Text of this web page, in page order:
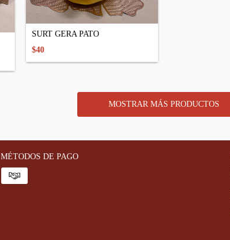
SURT GERA PATO
$40
MOSTRAR MÁS PRODUCTOS
MÉTODOS DE PAGO